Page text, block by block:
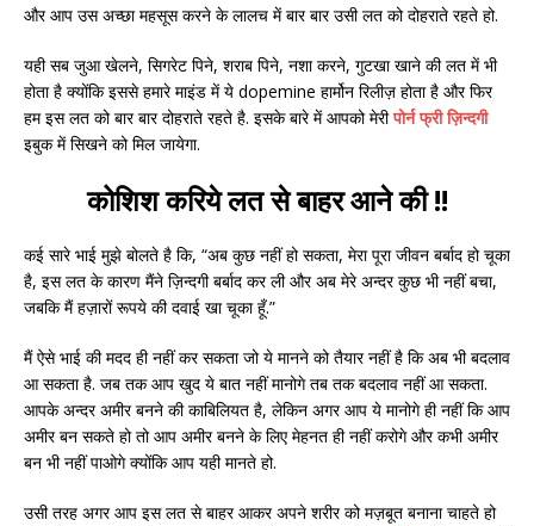
और आप उस अच्छा महसूस करने के लालच में बार बार उसी लत को दोहराते रहते हो.
यही सब जुआ खेलने, सिगरेट पिने, शराब पिने, नशा करने, गुटखा खाने की लत में भी
होता है क्योंकि इससे हमारे माइंड में ये dopemine हार्मोन रिलीज़ होता है और फिर
हम इस लत को बार बार दोहराते रहते है. इसके बारे में आपको मेरीपोर्न फ्री ज़िन्दगी
इबुक में सिखने को मिल जायेगा.
कोशिश करिये लत से बाहर आने की !!
कई सारे भाई मुझे बोलते है कि, “अब कुछ नहीं हो सकता, मेरा पूरा जीवन बर्बाद हो चूका
है, इस लत के कारण मैंने ज़िन्दगी बर्बाद कर ली और अब मेरे अन्दर कुछ भी नहीं बचा,
जबकि मैं हज़ारों रूपये की दवाई खा चूका हूँ.”
मैं ऐसे भाई की मदद ही नहीं कर सकता जो ये मानने को तैयार नहीं है कि अब भी बदलाव
आ सकता है. जब तक आप खुद ये बात नहीं मानोगे तब तक बदलाव नहीं आ सकता.
आपके अन्दर अमीर बनने की काबिलियत है, लेकिन अगर आप ये मानोगे ही नहीं कि आप
अमीर बन सकते हो तो आप अमीर बनने के लिए मेहनत ही नहीं करोगे और कभी अमीर
बन भी नहीं पाओगे क्योंकि आप यही मानते हो.
उसी तरह अगर आप इस लत से बाहर आकर अपने शरीर को मज़बूत बनाना चाहते हो